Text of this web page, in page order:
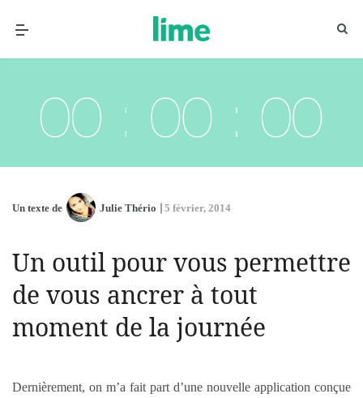
Un texte de Julie Thério 5 février, 2014
Un outil pour vous permettre
de vous ancrer à tout
moment de la journée
Dernièrement, on m’a fait part d’une nouvelle application conçue